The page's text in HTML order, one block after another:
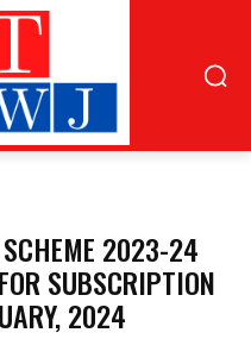
SCHEME 2023-24
SUBSCRIPTION
2024